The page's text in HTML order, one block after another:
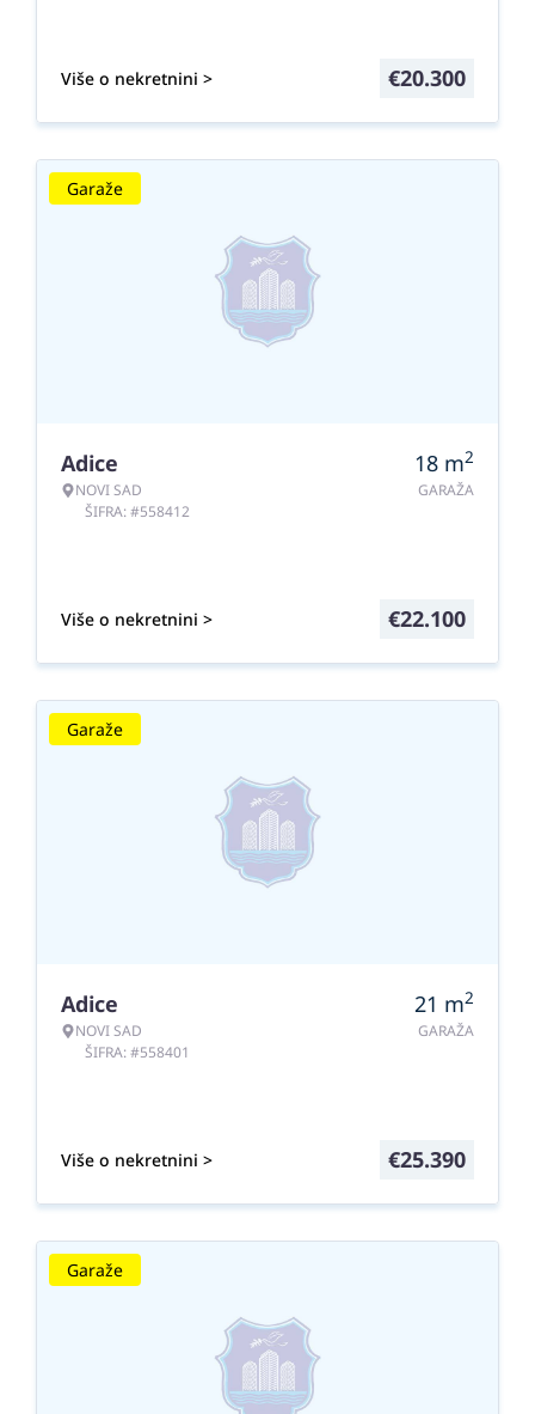
Više o nekretnini > €20.300
Garaže
Adice
NOVI SAD
ŠIFRA: #558412
18 m2
GARAŽA
Više o nekretnini > €22.100
Garaže
Adice
NOVI SAD
ŠIFRA: #558401
21 m2
GARAŽA
Više o nekretnini > €25.390
Garaže